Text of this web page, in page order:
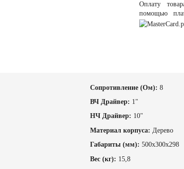
Оплату
помощью
Cопротивление (Ом): 8
ВЧ Драйвер: 1"
НЧ Драйвер: 10"
Материал корпуса: Дерево
Габариты (мм): 500х300х298
Вес (кг): 15,8